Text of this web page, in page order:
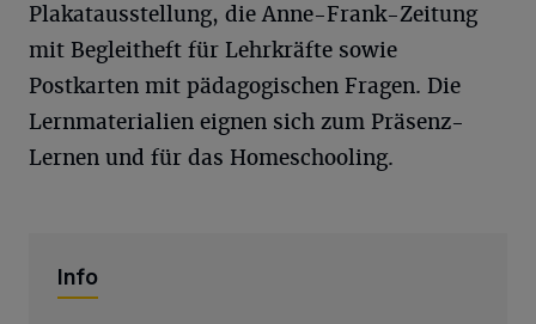
Plakatausstellung, die Anne-Frank-Zeitung
mit Begleitheft für Lehrkräfte sowie
Postkarten mit pädagogischen Fragen. Die
Lernmaterialien eignen sich zum Präsenz-
Lernen und für das Homeschooling.
Info